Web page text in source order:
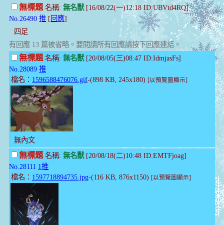
無標題名稱: 無名獸[16/08/22(一)12:18 ID:UBVtd4RQ]
No.26490 推 [ 回應]
四足
有回應 13 篇被省略。要閱讀所有回應請按下回應連結。
無標題名稱: 無名獸[20/08/05(三)08:47 ID:IdmjasFs]
No.28089 推
檔名： 1596588476076.gif-(898 KB, 245x180) [以預覽圖顯示]
無內文
無標題名稱: 無名獸[20/08/18(二)10:48 ID:EMTFjoag]
No.28111 1推
檔名： 1597718894735.jpg-(116 KB, 876x1150) [以預覽圖顯示]